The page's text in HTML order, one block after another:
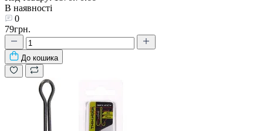
В наявності
0
79грн.
До кошика